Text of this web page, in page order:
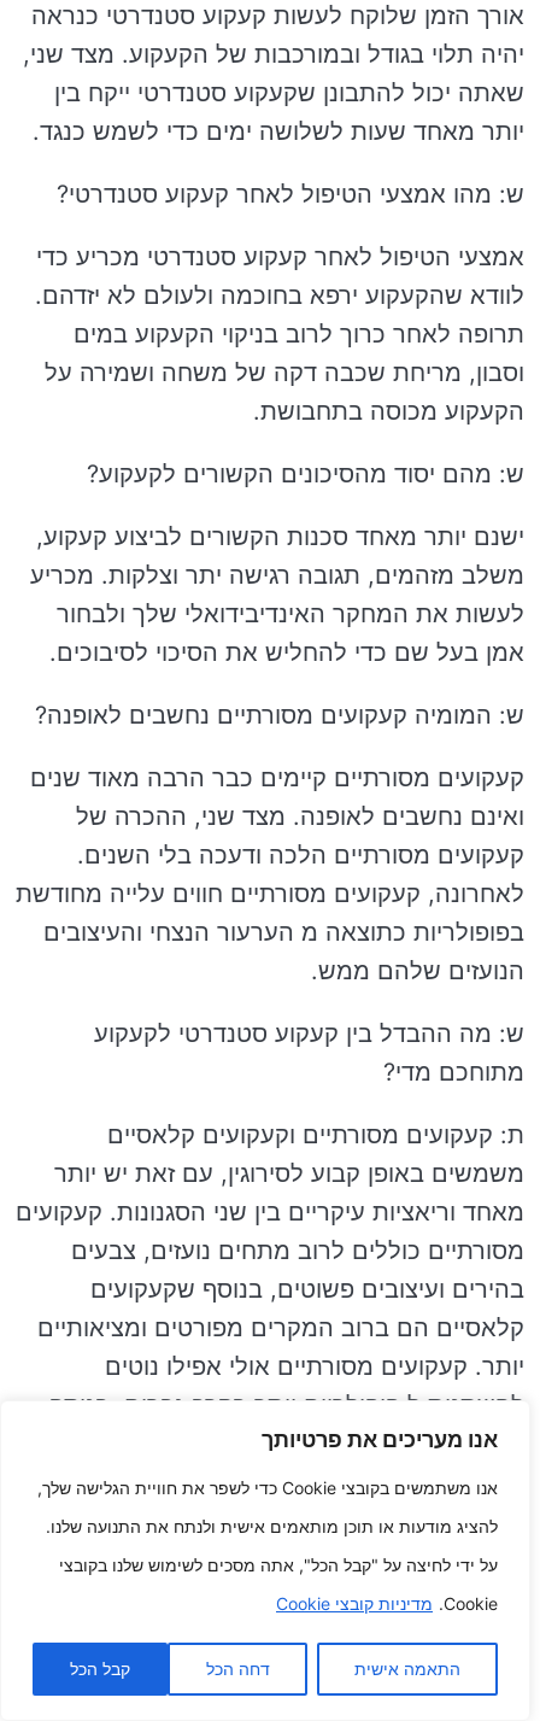
אנו מעריכים את פרטיותך
אנו משתמשים בקובצי Cookie כדי לשפר את חוויית הגלישה שלך,
להציג מודעות או תוכן מותאמים אישית ולנתח את התנועה שלנו.
על ידי לחיצה על "קבל הכל", אתה מסכים לשימוש שלנו בקובצי
Cookie. מדיניות קובצי Cookie
התאמה אישית דחה הכל קבל הכל
אורך הזמן שלוקח לעשות קעקוע סטנדרטי כנראה
יהיה תלוי בגודל ובמורכבות של הקעקוע. מצד שני,
שאתה יכול להתבונן שקעקוע סטנדרטי ייקח בין
יותר מאחד שעות לשלושה ימים כדי לשמש כנגד.
ש: מהו אמצעי הטיפול לאחר קעקוע סטנדרטי?
אמצעי הטיפול לאחר קעקוע סטנדרטי מכריע כדי
לוודא שהקעקוע ירפא בחוכמה ולעולם לא יזדהם.
תרופה לאחר כרוך לרוב בניקוי הקעקוע במים
וסבון, מריחת שכבה דקה של משחה ושמירה על
הקעקוע מכוסה בתחבושת.
ש: מהם יסוד מהסיכונים הקשורים לקעקוע?
ישנם יותר מאחד סכנות הקשורים לביצוע קעקוע,
משלב מזהמים, תגובה רגישה יתר וצלקות. מכריע
לעשות את המחקר האינדיבידואלי שלך ולבחור
אמן בעל שם כדי להחליש את הסיכוי לסיבוכים.
ש: המומיה קעקועים מסורתיים נחשבים לאופנה?
קעקועים מסורתיים קיימים כבר הרבה מאוד שנים
ואינם נחשבים לאופנה. מצד שני, ההכרה של
קעקועים מסורתיים הלכה ודעכה בלי השנים.
לאחרונה, קעקועים מסורתיים חווים עלייה מחודשת
בפופולריות כתוצאה מ הערעור הנצחי והעיצובים
הנועזים שלהם ממש.
ש: מה ההבדל בין קעקוע סטנדרטי לקעקוע
מתוחכם מדי?
ת: קעקועים מסורתיים וקעקועים קלאסיים
משמשים באופן קבוע לסירוגין, עם זאת יש יותר
מאחד וריאציות עיקריים בין שני הסגנונות. קעקועים
מסורתיים כוללים לרוב מתחים נועזים, צבעים
בהירים ועיצובים פשוטים, בנוסף שקעקועים
קלאסיים הם ברוב המקרים מפורטים ומציאותיים
יותר. קעקועים מסורתיים אולי אפילו נוטים
להשתנות ל פופולריים יותר בקרב גברים, בנוסף
שקעקועים קלאסיים פופולריים יותר בקרב חצאים
אחרים.
ש: מהם עיצובי הקעקועים המסורתיים הפופולריים
ת: יותר מאחד מעיצובי הקעקועים המסורתיים
הפופולריים ביותר כוללים עוגנים, לבבות, ורדים,